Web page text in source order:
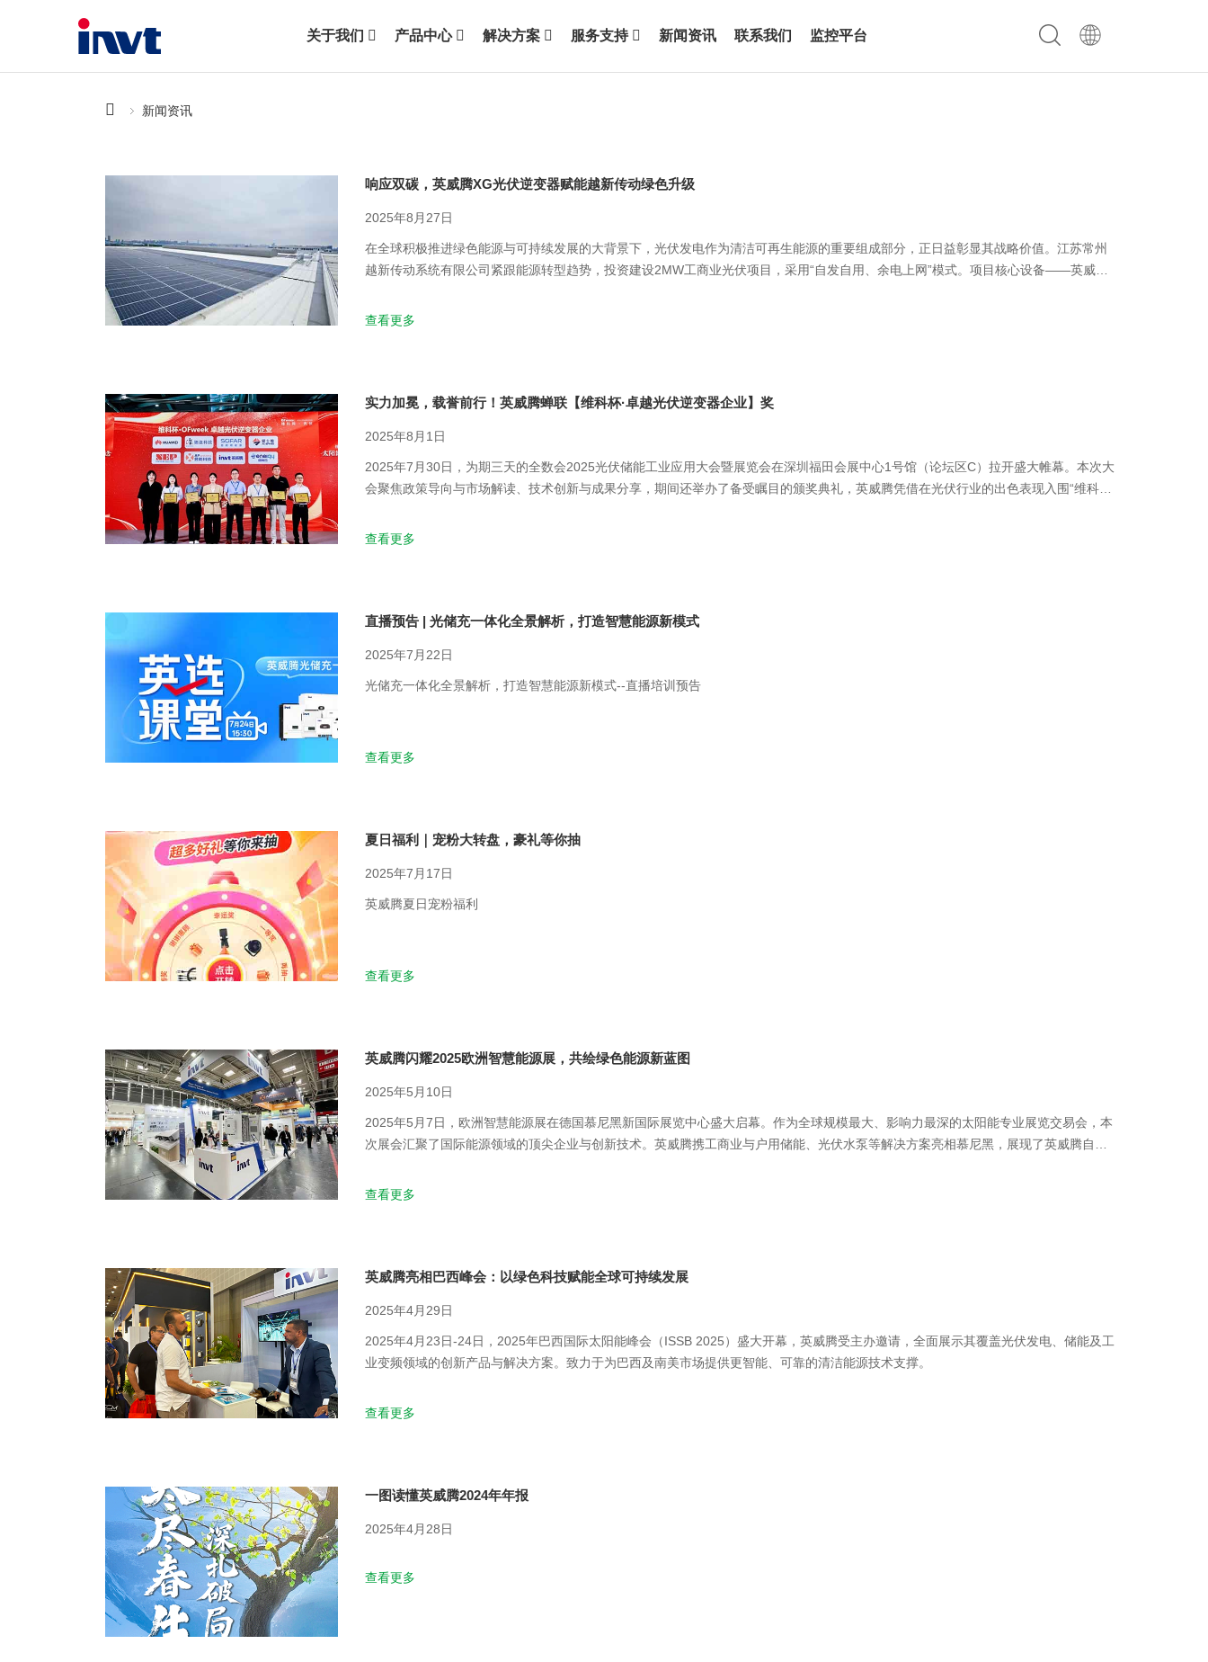
关于我们 产品中心 解决方案 服务支持 新闻资讯 联系我们 监控平台
新闻资讯
响应双碳，英威腾XG光伏逆变器赋能越新传动绿色升级
2025年8月27日
在全球积极推进绿色能源与可持续发展的大背景下，光伏发电作为清洁可再生能源的重要组成部分，正日益彰显其战略价值。江苏常州
越新传动系统有限公司紧跟能源转型趋势，投资建设2MW工商业光伏项目，采用“自发自用、余电上网”模式。项目核心设备——英威腾
查看更多
实力加冕，载誉前行！英威腾蝉联【维科杯·卓越光伏逆变器企业】奖
2025年8月1日
2025年7月30日，为期三天的全数会2025光伏储能工业应用大会暨展览会在深圳福田会展中心1号馆（论坛区C）拉开盛大帷幕。本次大
会聚焦政策导向与市场解读、技术创新与成果分享，期间还举办了备受瞩目的颁奖典礼，英威腾凭借在光伏行业的出色表现入围“维科杯
查看更多
直播预告 | 光储充一体化全景解析，打造智慧能源新模式
2025年7月22日
光储充一体化全景解析，打造智慧能源新模式--直播培训预告
查看更多
夏日福利｜宠粉大转盘，豪礼等你抽
2025年7月17日
英威腾夏日宠粉福利
查看更多
英威腾闪耀2025欧洲智慧能源展，共绘绿色能源新蓝图
2025年5月10日
2025年5月7日，欧洲智慧能源展在德国慕尼黑新国际展览中心盛大启幕。作为全球规模最大、影响力最深的太阳能专业展览交易会，本
次展会汇聚了国际能源领域的顶尖企业与创新技术。英威腾携工商业与户用储能、光伏水泵等解决方案亮相慕尼黑，展现了英威腾自光
造专业价值，为能源转型注入持续动能。
查看更多
英威腾亮相巴西峰会：以绿色科技赋能全球可持续发展
2025年4月29日
2025年4月23日-24日，2025年巴西国际太阳能峰会（ISSB 2025）盛大开幕，英威腾受主办邀请，全面展示其覆盖光伏发电、储能及工
业变频领域的创新产品与解决方案。致力于为巴西及南美市场提供更智能、可靠的清洁能源技术支撑。
查看更多
一图读懂英威腾2024年年报
2025年4月28日
查看更多